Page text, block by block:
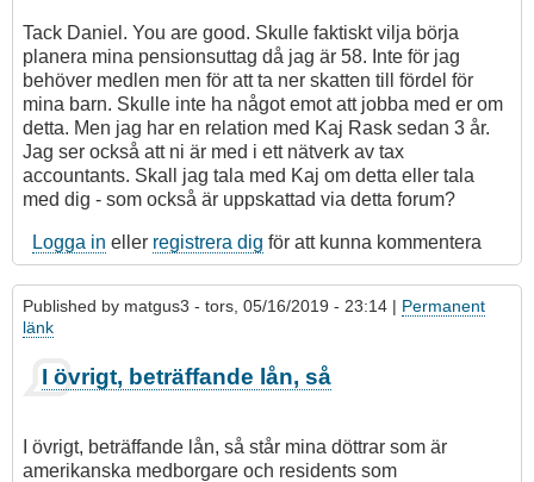
Tack Daniel. You are good. Skulle faktiskt vilja börja
planera mina pensionsuttag då jag är 58. Inte för jag
behöver medlen men för att ta ner skatten till fördel för
mina barn. Skulle inte ha något emot att jobba med er om
detta. Men jag har en relation med Kaj Rask sedan 3 år.
Jag ser också att ni är med i ett nätverk av tax
accountants. Skall jag tala med Kaj om detta eller tala
med dig - som också är uppskattad via detta forum?
Logga in eller registrera dig för att kunna kommentera
Published by matgus3 - tors, 05/16/2019 - 23:14 | Permanent
länk
I övrigt, beträffande lån, så
I övrigt, beträffande lån, så står mina döttrar som är
amerikanska medborgare och residents som